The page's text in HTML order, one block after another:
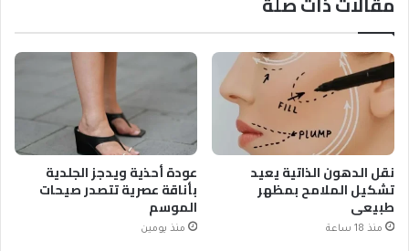
نقل الدهون الذاتية يعيد
تشكيل الملامح بمظهر
طبيعي
منذ 18 ساعة
عودة أحذية ويدجز الجلدية
بأناقة عصرية تتصدر صيحات
الموسم
منذ يومين